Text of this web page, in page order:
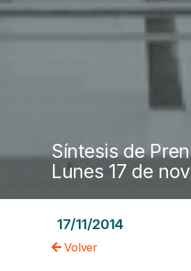
Síntesis de
Lunes 17 de
17/11/2014
Volver